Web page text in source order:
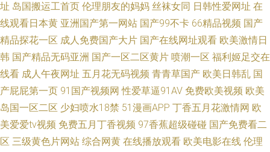
址 岛国搬运工首页 伦理朋友的妈妈 丝袜女同 日韩性爱网址 在
线观看日本黄 亚洲国产第一网站 国产99不卡 66精品视频 国产
精品探花一区 成人免费国产大片 国产在线网址观看 欧美激情日
韩 国产精品无码亚洲 国产一区二区黄片 喷潮一区 福利姬足交在
线看 成人午夜网址 五月花无码视频 青青草国产 欧美日韩乱 国
产屁屁第一页 91国产视频网 性爱草逼91AV 免费欧美视频 欧美
岛国一区二区 少妇喷水18禁 51漫画APP 丁香五月花激情网 欧
美爱爱tv视频 免费五月丁香视频 97香蕉超级碰碰 国产免费看二
区 三级黄色片网站 综合网黄 在线播放观看 欧美电影在线 伦理